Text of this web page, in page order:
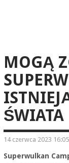
MOGĄ
ŚWIATA
14 czerwca 2023 16:05
Superwulkan